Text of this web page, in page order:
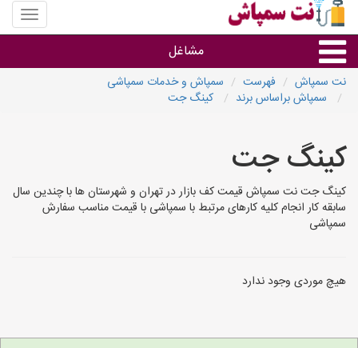
منوی
سایت
مشاغل
گروه ها
نت سمپاش فهرست
سمپاش و خدمات سمپاشی
سمپاش براساس برند
کینگ جت
کینگ جت
کینگ جت نت سمپاش قیمت کف بازار در تهران و شهرستان ها با چندین سال
سابقه کار انجام کلیه کارهای مرتبط با سمپاشی با قیمت مناسب سفارش
سمپاشی
هیچ موردی وجود ندارد